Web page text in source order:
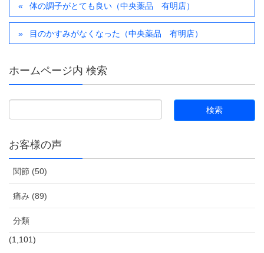
体の調子がとても良い（中央薬品 有明店）
目のかすみがなくなった（中央薬品 有明店）
ホームページ内 検索
お客様の声
関節 (50)
痛み (89)
分類
(1,101)